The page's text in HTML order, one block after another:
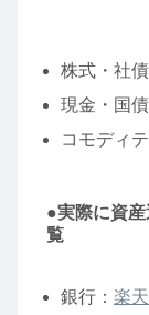
株式・社
現金・国
コモディ
●実際に資
覧
銀行：楽